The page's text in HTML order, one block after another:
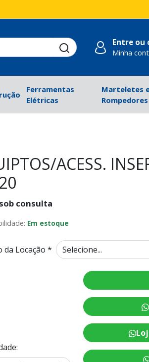
Entre ou
Minha
Ferramentas
Elétricas
Marteletes
Rompedores
ACESS.
consulta
Em estoque
da Locação *